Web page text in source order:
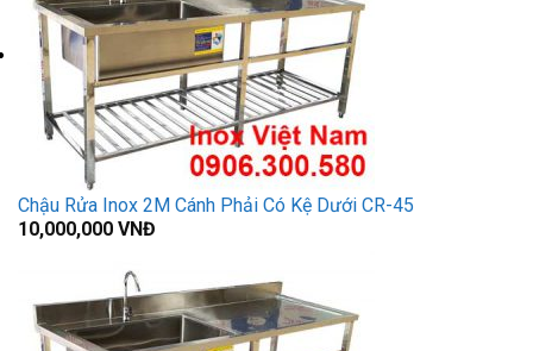
Chậu Rửa Inox 2M Cánh Phải Có Kệ Dưới CR-45
10,000,000 VNĐ